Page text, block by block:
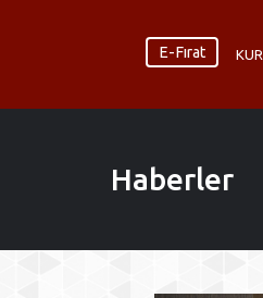
E-Fırat
Haberler